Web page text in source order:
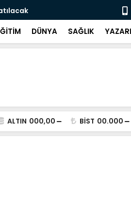
Emekli
DÜNYA SAĞLIK
ALTIN 000,00 BİST 00.000